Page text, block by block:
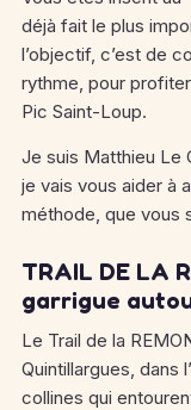
déjà fait le plus
l’objectif, c’est de
rythme, pour
Pic Saint-Loup.
Je suis Matthieu Le
je vais vous aider à
méthode, que vous
TRAIL DE LA
garrigue
Le Trail de la
Quintillargues, dans l’
collines qui